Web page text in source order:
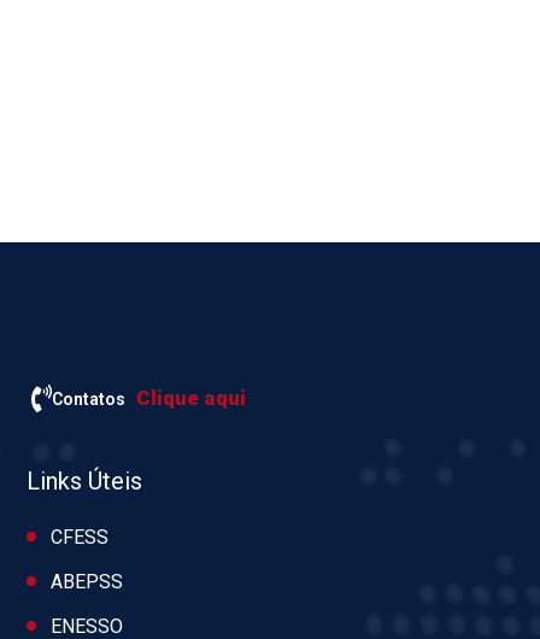
Contatos Clique aqui
Links Úteis
CFESS
ABEPSS
ENESSO